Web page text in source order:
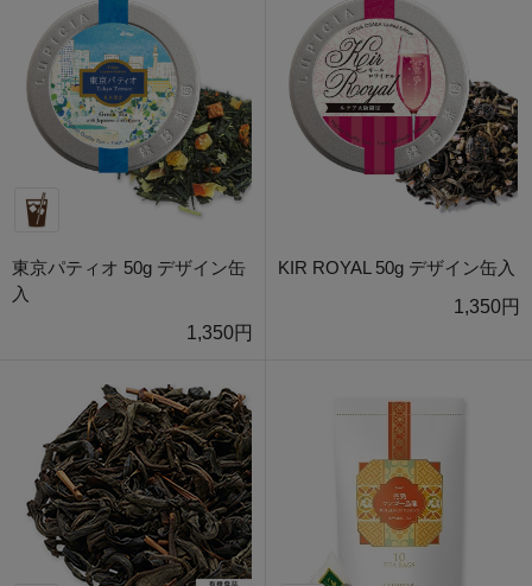
東京パティオ 50g デザイン缶
入
1,350円
KIR ROYAL 50g デザイン缶入
1,350円